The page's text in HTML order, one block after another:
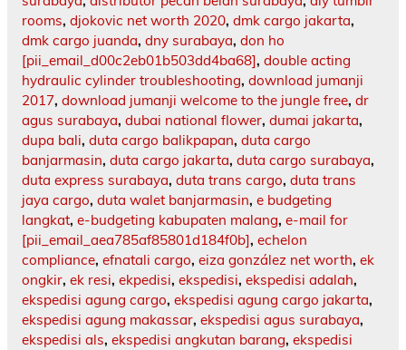
rooms, djokovic net worth 2020, dmk cargo jakarta,
dmk cargo juanda, dny surabaya, don ho
[pii_email_d00c2eb01b503dd4ba68], double acting
hydraulic cylinder troubleshooting, download jumanji
2017, download jumanji welcome to the jungle free, dr
agus surabaya, dubai national flower, dumai jakarta,
dupa bali, duta cargo balikpapan, duta cargo
banjarmasin, duta cargo jakarta, duta cargo surabaya,
duta express surabaya, duta trans cargo, duta trans
jaya cargo, duta walet banjarmasin, e budgeting
langkat, e-budgeting kabupaten malang, e-mail for
[pii_email_aea785af85801d184f0b], echelon
compliance, efnatali cargo, eiza gonzález net worth, ek
ongkir, ek resi, ekpedisi, ekspedisi, ekspedisi adalah,
ekspedisi agung cargo, ekspedisi agung cargo jakarta,
ekspedisi agung makassar, ekspedisi agus surabaya,
ekspedisi als, ekspedisi angkutan barang, ekspedisi